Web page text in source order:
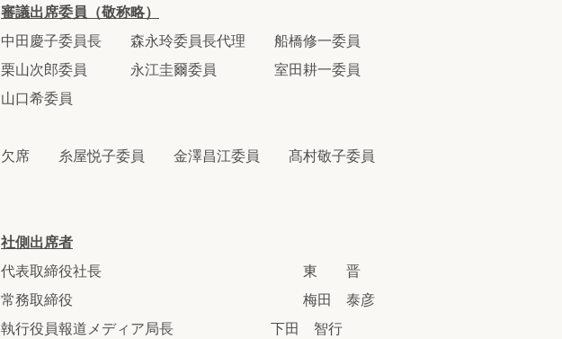
審議出席委員（敬称略）
中田慶子委員長 森永玲委員長代理 船橋修一委員
栗山次郎委員 永江圭爾委員 室田耕一委員
山口希委員
欠席 糸屋悦子委員 金澤昌江委員 髙村敬子委員
社側出席者
代表取締役社長 東 晋
常務取締役 梅田 泰彦
執行役員報道メディア局長 下田 智行